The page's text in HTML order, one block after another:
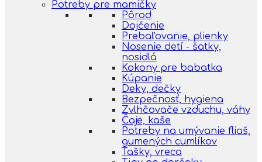
Potreby pre mamičky
Pôrod
Dojčenie
Prebaľovanie, plienky
Nosenie detí - šatky,
nosidlá
Kokony pre babatka
Kúpanie
Deky, dečky
Bezpečnosť, hygiena
Zvlhčovače vzduchu, váhy
Čaje, kaše
Potreby na umývanie fliaš,
gumených cumlíkov
Tašky, vreca